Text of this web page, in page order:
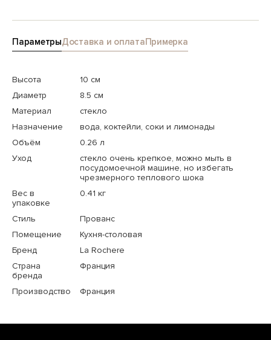
ПараметрыДоставка и оплатаПримерка
Высота
10 см
Диаметр
8.5 см
Материал
стекло
Назначение
вода, коктейли, соки и лимонады
Объём
0.26 л
Уход
стекло очень крепкое, можно мыть в
посудомоечной машине, но избегать
чрезмерного теплового шока
Вес в
упаковке
0.41 кг
Стиль
Прованс
Помещение
Кухня-столовая
Бренд
La Rochere
Страна
бренда
Франция
Производство Франция